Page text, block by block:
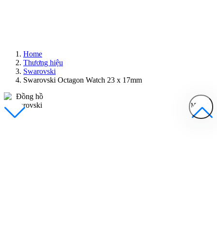
Home
Thương hiệu
Swarovski
Swarovski Octagon Watch 23 x 17mm
MENU
Đồng Hồ Nam